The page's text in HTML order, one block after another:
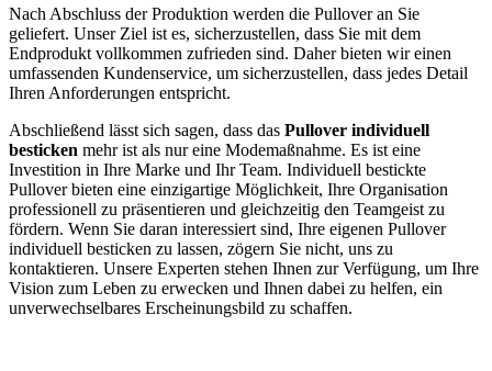
Nach Abschluss der Produktion werden die Pullover an Sie
geliefert. Unser Ziel ist es, sicherzustellen, dass Sie mit dem
Endprodukt vollkommen zufrieden sind. Daher bieten wir einen
umfassenden Kundenservice, um sicherzustellen, dass jedes Detail
Ihren Anforderungen entspricht.
Abschließend lässt sich sagen, dass das Pullover individuell
besticken mehr ist als nur eine Modemaßnahme. Es ist eine
Investition in Ihre Marke und Ihr Team. Individuell bestickte
Pullover bieten eine einzigartige Möglichkeit, Ihre Organisation
professionell zu präsentieren und gleichzeitig den Teamgeist zu
fördern. Wenn Sie daran interessiert sind, Ihre eigenen Pullover
individuell besticken zu lassen, zögern Sie nicht, uns zu
kontaktieren. Unsere Experten stehen Ihnen zur Verfügung, um Ihre
Vision zum Leben zu erwecken und Ihnen dabei zu helfen, ein
unverwechselbares Erscheinungsbild zu schaffen.